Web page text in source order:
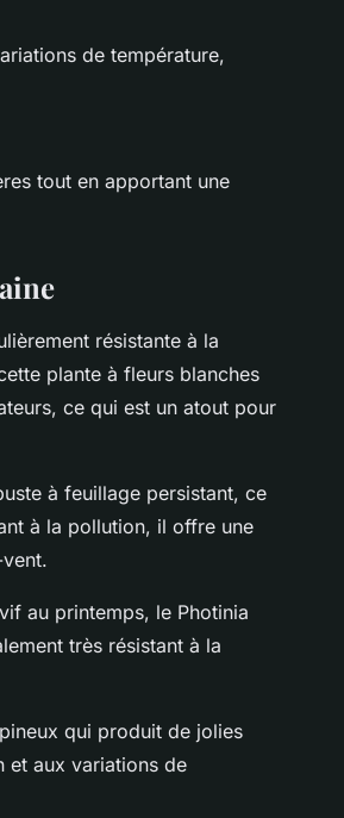
de température,
tout en apportant une
résistante à la
plante à fleurs blanches
ce qui est un atout pour
à feuillage persistant, ce
à la pollution, il offre une
au printemps, le Photinia
très résistant à la
qui produit de jolies
et aux variations de